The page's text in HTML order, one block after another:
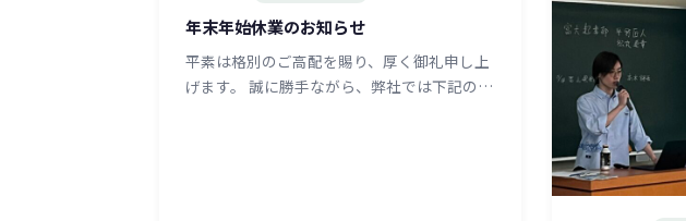
年末年始休業のお知らせ
平素は格別のご高配を賜り、厚く御礼申し上
げます。 誠に勝手ながら、弊社では下記の…